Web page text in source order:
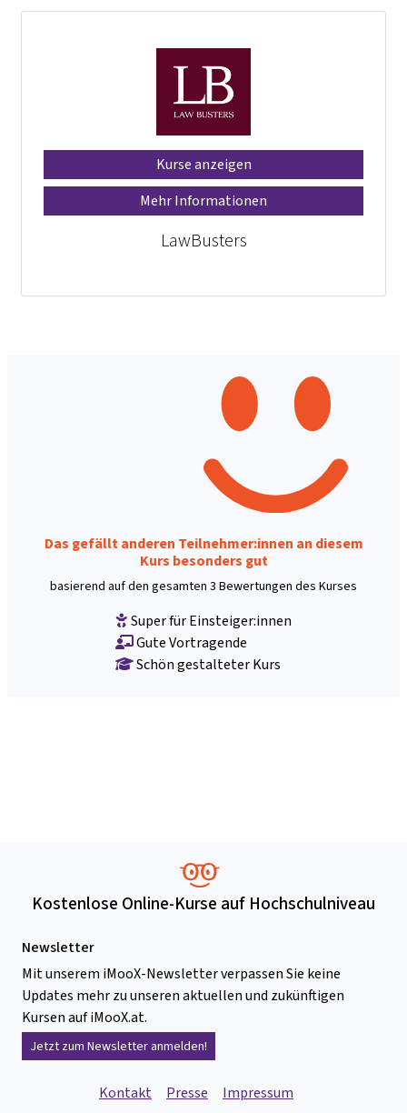
Kurse anzeigen
Mehr Informationen
LawBusters
Das gefällt anderen Teilnehmer:innen an diesem
Kurs besonders gut
basierend auf den gesamten 3 Bewertungen des Kurses
Super für Einsteiger:innen
Gute Vortragende
Schön gestalteter Kurs
Kostenlose Online-Kurse auf Hochschulniveau
Newsletter
Mit unserem iMooX-Newsletter verpassen Sie keine
Updates mehr zu unseren aktuellen und zukünftigen
Kursen auf iMooX.at.
Jetzt zum Newsletter anmelden!
Kontakt Presse
Impressum